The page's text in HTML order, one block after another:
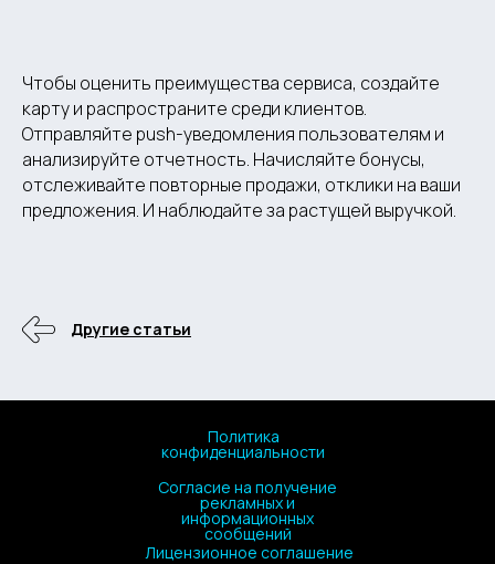
Чтобы оценить преимущества сервиса, создайте
карту и распространите среди клиентов.
Отправляйте push-уведомления пользователям и
анализируйте отчетность. Начисляйте бонусы,
отслеживайте повторные продажи, отклики на ваши
предложения. И наблюдайте за растущей выручкой.
Другие статьи
Политика
конфиденциальности
Согласие на получение
рекламных и
информационных
сообщений
Лицензионное соглашение